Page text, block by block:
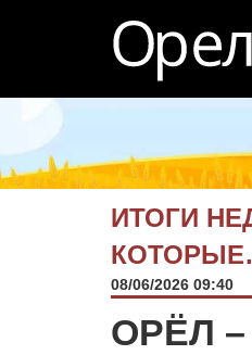
ИТОГИ
08/06/2026 09:40
ОРЁЛ